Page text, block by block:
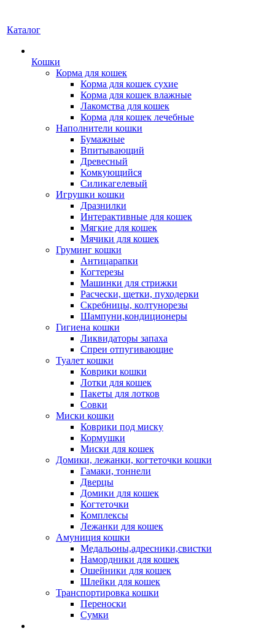
Каталог
Кошки
Корма для кошек
Корма для кошек сухие
Корма для кошек влажные
Лакомства для кошек
Корма для кошек лечебные
Наполнители кошки
Бумажные
Впитывающий
Древесный
Комкующийся
Силикагелевый
Игрушки кошки
Дразнилки
Интерактивные для кошек
Мягкие для кошек
Мячики для кошек
Груминг кошки
Антицарапки
Когтерезы
Машинки для стрижки
Расчески, щетки, пуходерки
Скребницы, колтунорезы
Шампуни,кондиционеры
Гигиена кошки
Ликвидаторы запаха
Спреи отпугивающие
Туалет кошки
Коврики кошки
Лотки для кошек
Пакеты для лотков
Совки
Миски кошки
Коврики под миску
Кормушки
Миски для кошек
Домики, лежанки, когтеточки кошки
Гамаки, тоннели
Дверцы
Домики для кошек
Когтеточки
Комплексы
Лежанки для кошек
Амуниция кошки
Медальоны,адресники,свистки
Намордники для кошек
Ошейники для кошек
Шлейки для кошек
Транспортировка кошки
Переноски
Сумки